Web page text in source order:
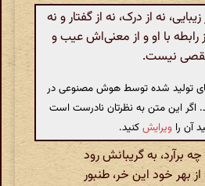
نه از درک، نه از گفتار و نه
رابطه با او و از معنی‌اش عیب و
نیست.
تولید شده توسط هوش مصنوعی در
اگر این متن به نظرتان نادرست است
آن را ویرایشکنید.
برآرد، به گریبانش رود
بهر خود این خر، طنبور